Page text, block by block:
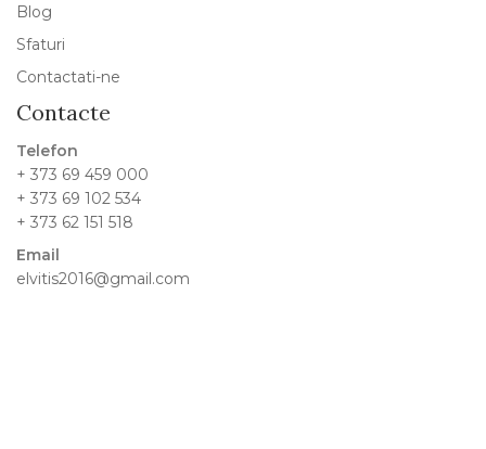
Blog
Sfaturi
Contactati-ne
Contacte
Telefon
+ 373 69 459 000
+ 373 69 102 534
+ 373 62 151 518
Email
elvitis2016@gmail.com